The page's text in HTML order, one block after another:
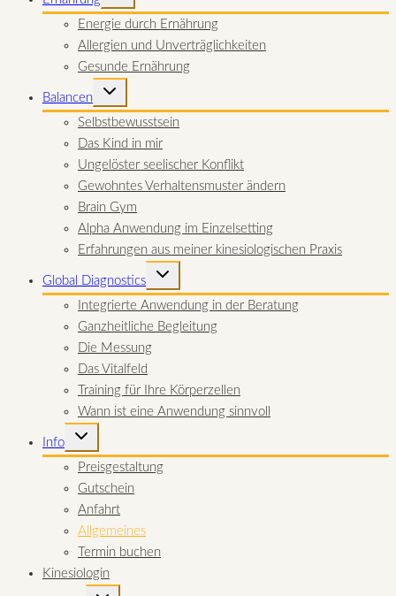
Energie durch Ernährung
Allergien und Unverträglichkeiten
Gesunde Ernährung
Balancen
UNTERMENÜ
Selbstbewusstsein
Das Kind in mir
Ungelöster seelischer Konflikt
Gewohntes Verhaltensmuster ändern
Brain Gym
Alpha Anwendung im Einzelsetting
Erfahrungen aus meiner kinesiologischen Praxis
Global Diagnostics
UNTERMENÜ
Integrierte Anwendung in der Beratung
Ganzheitliche Begleitung
Die Messung
Das Vitalfeld
Training für Ihre Körperzellen
Wann ist eine Anwendung sinnvoll
Info
UNTERMENÜ
Preisgestaltung
Gutschein
Anfahrt
Allgemeines
Termin buchen
Kinesiologin
UNTERMENÜ